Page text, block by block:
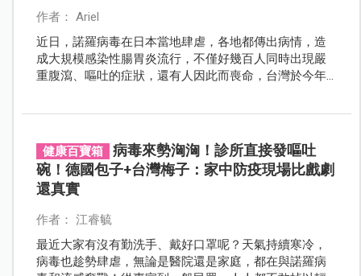
作者： Ariel
近日，諾羅病毒在日本當地肆虐，各地都傳出病情，造
成大規模感染性腸胃炎流行，不僅好幾百人同時出現嚴
重腹瀉、嘔吐的症狀，還有人因此而喪命，台灣於今年
侵擾。
健康百寶箱
病毒來勢洶洶！診所直接發嘔吐
碗！德國包子+台灣梅子：家中防疫現場比戲劇
還真實
作者： 江睿毓
最近大家有沒有勤洗手、戴好口罩呢？天氣持續寒冷，
病毒也趁勢肆虐，無論是醫院還是家庭，都在與諾羅病